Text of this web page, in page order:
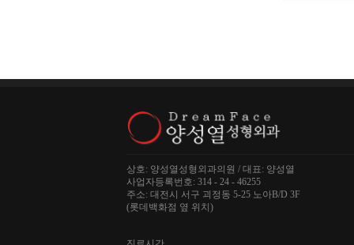
상호: 양성열성형외과의원 / 대표: 양성열
사업자등록번호: 314 - 24 - 46255
주소: 대전시 서구 괴정동 5-25 노아B/D 3F
(롯데백화점 옆 위치)